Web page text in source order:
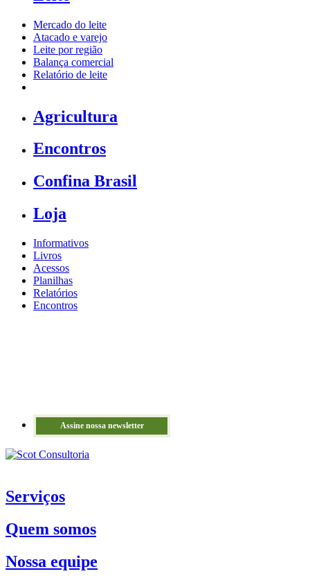
Mercado do leite
Atacado e varejo
Leite por região
Balança comercial
Relatório de leite
Agricultura
Encontros
Confina Brasil
Loja
Informativos
Livros
Acessos
Planilhas
Relatórios
Encontros
Assine nossa newsletter
Serviços
Quem somos
Nossa equipe